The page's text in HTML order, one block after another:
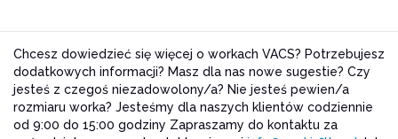
Chcesz dowiedzieć się więcej o workach VACS? Potrzebujesz
dodatkowych informacji? Masz dla nas nowe sugestie? Czy
jesteś z czegoś niezadowolony/a? Nie jesteś pewien/a
rozmiaru worka? Jesteśmy dla naszych klientów codziennie
od 9:00 do 15:00 godziny Zapraszamy do kontaktu za